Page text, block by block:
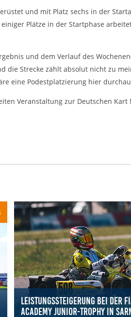
und mit Platz sechs in der
Plätze in der Startphase
und dem Verlauf des
die Strecke zählt absolut nicht zu
eine Podestplatzierung hier
Veranstaltung zur Deutschen
Leistungssteigerung bei der
Academy Junior-Trophy in